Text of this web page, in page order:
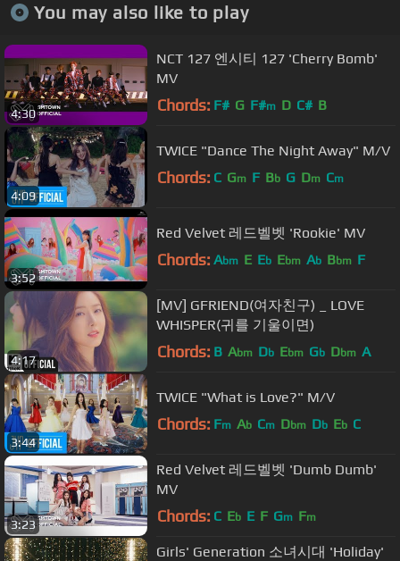
You may also like to play
4:30
NCT 127 엔시티 127 'Cherry Bomb'
MV
Chords: F# G F#m D C# B
4:09
TWICE "Dance The Night Away" M/V
Chords: C Gm F Bb G Dm Cm
3:52
Red Velvet 레드벨벳 'Rookie' MV
Chords: Abm E Eb Ebm Ab Bbm F
4:17
[MV] GFRIEND(여자친구) _ LOVE
WHISPER(귀를 기울이면)
Chords: B Abm Db Ebm Gb Dbm A
3:44
TWICE "What is Love?" M/V
Chords: Fm Ab Cm Dbm Db Eb C
3:23
Red Velvet 레드벨벳 'Dumb Dumb'
MV
Chords: C Eb E F Gm Fm
Girls' Generation 소녀시대 'Holiday'